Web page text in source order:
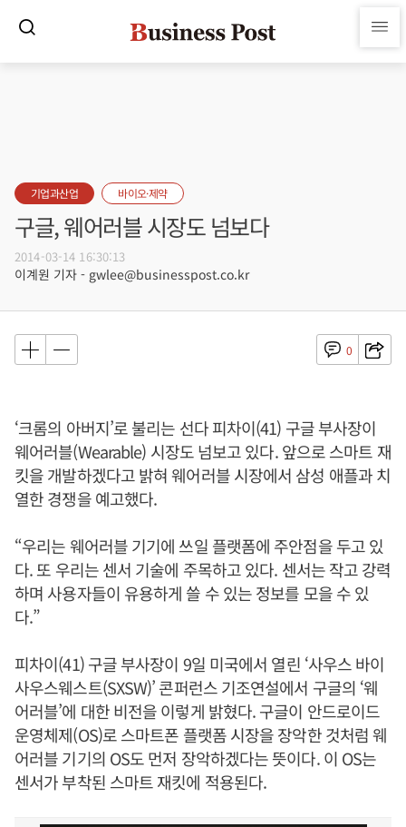
기업과산업 바이오·제약
구글, 웨어러블 시장도 넘보다
2014-03-14 16:30:13
이계원 기자 - gwlee@businesspost.co.kr
0
‘크롬의 아버지’로 불리는 선다 피차이(41) 구글 부사장이
웨어러블(Wearable) 시장도 넘보고 있다. 앞으로 스마트 재
킷을 개발하겠다고 밝혀 웨어러블 시장에서 삼성 애플과 치
열한 경쟁을 예고했다.
“우리는 웨어러블 기기에 쓰일 플랫폼에 주안점을 두고 있
다. 또 우리는 센서 기술에 주목하고 있다. 센서는 작고 강력
하며 사용자들이 유용하게 쓸 수 있는 정보를 모을 수 있
다.”
피차이(41) 구글 부사장이 9일 미국에서 열린 ‘사우스 바이
사우스웨스트(SXSW)’ 콘퍼런스 기조연설에서 구글의 ‘웨
어러블’에 대한 비전을 이렇게 밝혔다. 구글이 안드로이드
운영체제(OS)로 스마트폰 플랫폼 시장을 장악한 것처럼 웨
어러블 기기의 OS도 먼저 장악하겠다는 뜻이다. 이 OS는
센서가 부착된 스마트 재킷에 적용된다.